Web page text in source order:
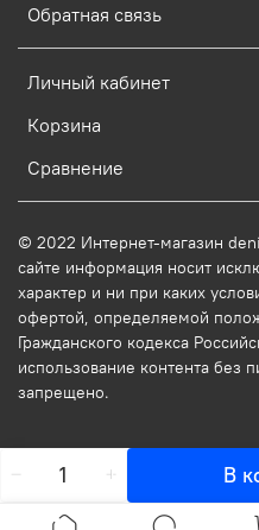
В
Обратная связь
Личный кабинет
Корзина
Сравнение
© 2022 Интернет-магазин
сайте информация носит
характер и ни при каких
офертой, определяемой
Гражданского кодекса
использование контента без
запрещено.